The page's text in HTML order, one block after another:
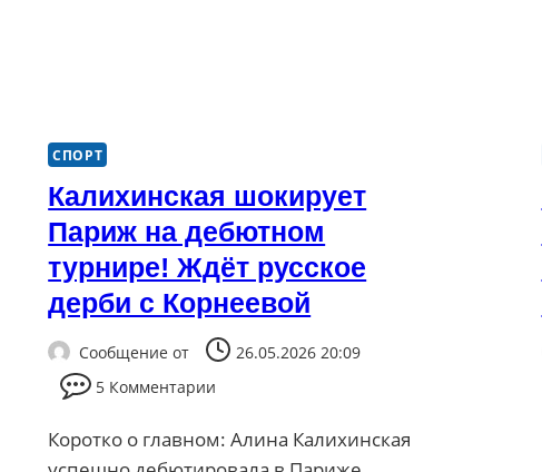
СПОРТ
Калихинская шокирует
Париж на дебютном
турнире! Ждёт русское
дерби с Корнеевой
Сообщение от
26.05.2026 20:09
5 Комментарии
Коротко о главном: Алина Калихинская